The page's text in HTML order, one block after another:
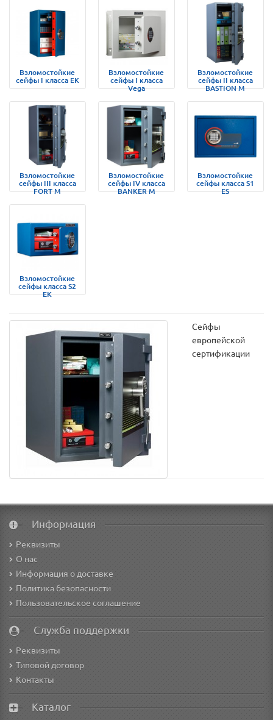
Взломостойкие
сейфы I класса EK
Взломостойкие
сейфы I класса
Vega
Взломостойкие
сейфы II класса
BASTION M
Взломостойкие
сейфы III класса
FORT M
Взломостойкие
сейфы IV класса
BANKER M
Взломостойкие
сейфы класса S1
ES
Взломостойкие
сейфы класса S2
EK
Сейфы
европейской
сертификации
Информация
Реквизиты
О нас
Информация о доставке
Политика безопасности
Пользовательское соглашение
Служба поддержки
Реквизиты
Типовой договор
Контакты
Каталог